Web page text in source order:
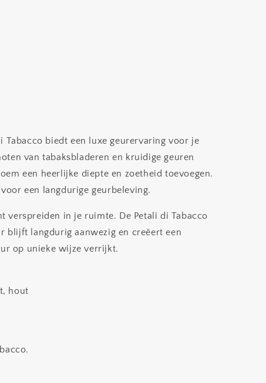
biedt een luxe geurervaring voor je
van tabaksbladeren en kruidige geuren
een heerlijke diepte en zoetheid toevoegen.
een langdurige geurbeleving.
in je ruimte. De Petali di Tabacco
blijft langdurig aanwezig en creëert een
op unieke wijze verrijkt.
hout